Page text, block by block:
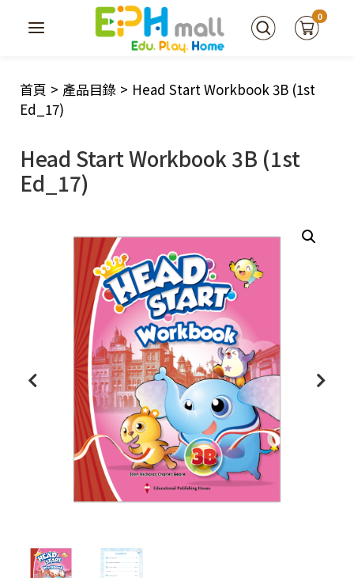
0
首頁 > 產品目錄 > Head Start Workbook 3B (1st
Ed_17)
Head Start Workbook 3B (1st
Ed_17)